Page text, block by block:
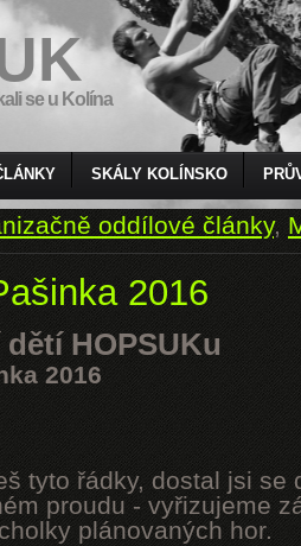
se u Kolína
SKÁLY KOLÍNSKO
oddílové články,
2016
HOPSUKu
2016
tyto řádky, dostal jsi se
proudu - vyřizujeme
plánovaných hor.